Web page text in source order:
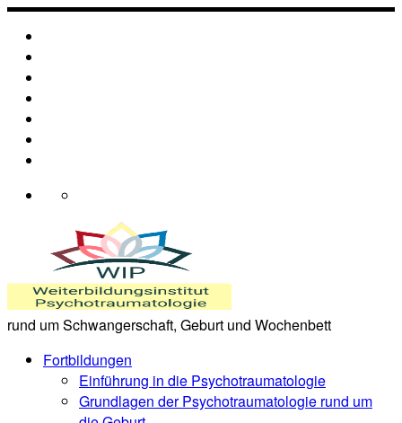
Zum
Inhalt
springen
rund um Schwangerschaft, Geburt und Wochenbett
Fortbildungen
Einführung in die Psychotraumatologie
Grundlagen der Psychotraumatologie rund um